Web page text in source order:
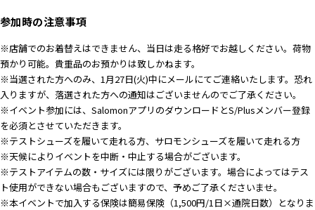
参加時の注意事項
※店舗でのお着替えはできません、当日は走る格好でお越しください。荷物
預かり可能。貴重品のお預かりは致しかねます。
※当選された方へのみ、1月27日(火)中にメールにてご連絡いたします。恐れ
入りますが、落選された方への通知はございませんのでご了承ください。
※イベント参加には、SalomonアプリのダウンロードとS/Plusメンバー登録
を必須とさせていただきます。
※テストシューズを履いて走れる方、サロモンシューズを履いて走れる方
※天候によりイベントを中断・中止する場合がございます。
※テストアイテムの数・サイズには限りがございます。場合によってはテス
ト使用ができない場合もございますので、予めご了承くださいませ。
※本イベントで加入する保険は簡易保険（1,500円/1日×通院日数）となりま